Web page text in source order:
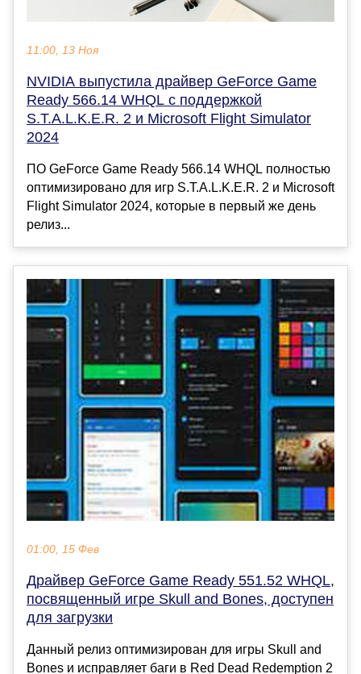
11:00, 13 Ноя
NVIDIA выпустила драйвер GeForce Game
Ready 566.14 WHQL с поддержкой
S.T.A.L.K.E.R. 2 и Microsoft Flight Simulator
2024
ПО GeForce Game Ready 566.14 WHQL полностью
оптимизировано для игр S.T.A.L.K.E.R. 2 и Microsoft
Flight Simulator 2024, которые в первый же день
релиз...
01:00, 15 Фев
Драйвер GeForce Game Ready 551.52 WHQL,
посвященный игре Skull and Bones, доступен
для загрузки
Данный релиз оптимизирован для игры Skull and
Bones и исправляет баги в Red Dead Redemption 2